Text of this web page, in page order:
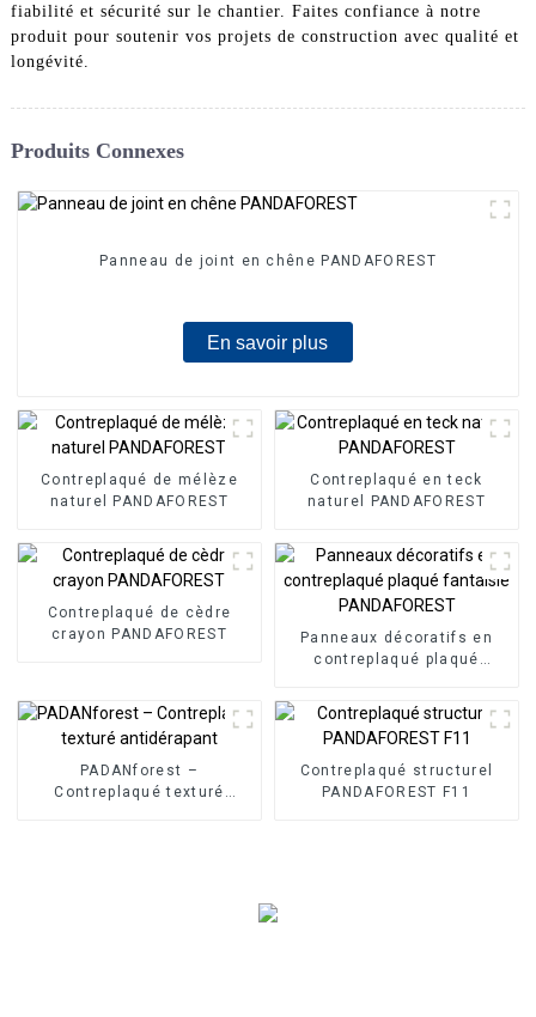
fiabilité et sécurité sur le chantier. Faites confiance à notre
produit pour soutenir vos projets de construction avec qualité et
longévité.
Produits Connexes
Panneau de joint en chêne PANDAFOREST
En savoir plus
Contreplaqué de mélèze
naturel PANDAFOREST
Contreplaqué en teck
naturel PANDAFOREST
Contreplaqué de cèdre
crayon PANDAFOREST
Panneaux décoratifs en
contreplaqué plaqué
PADANforest –
Contreplaqué texturé
Contreplaqué structurel
PANDAFOREST F11